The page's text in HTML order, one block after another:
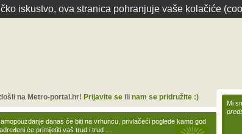
iskustvo, ova stranica pohranjuje vaše kolačiće
danas će biti na vrhuncu, privlačeći poglede kamo god
će primijetiti vaš trud i trud …
na Metro-portal.hr! Prijavite seili nam se pridružite :)
Mi